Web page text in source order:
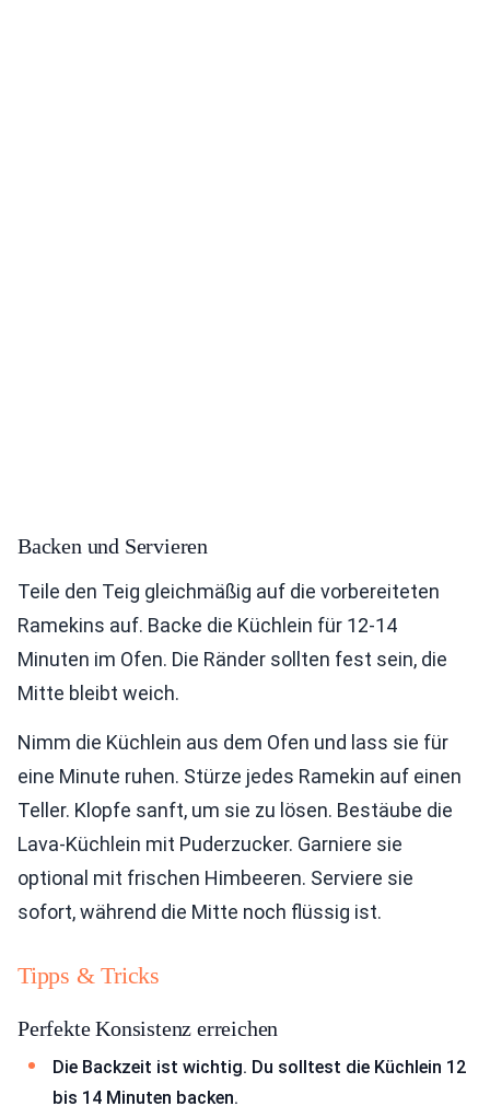
Backen und Servieren
Teile den Teig gleichmäßig auf die vorbereiteten
Ramekins auf. Backe die Küchlein für 12-14
Minuten im Ofen. Die Ränder sollten fest sein, die
Mitte bleibt weich.
Nimm die Küchlein aus dem Ofen und lass sie für
eine Minute ruhen. Stürze jedes Ramekin auf einen
Teller. Klopfe sanft, um sie zu lösen. Bestäube die
Lava-Küchlein mit Puderzucker. Garniere sie
optional mit frischen Himbeeren. Serviere sie
sofort, während die Mitte noch flüssig ist.
Tipps & Tricks
Perfekte Konsistenz erreichen
Die Backzeit ist wichtig. Du solltest die Küchlein 12
bis 14 Minuten backen.